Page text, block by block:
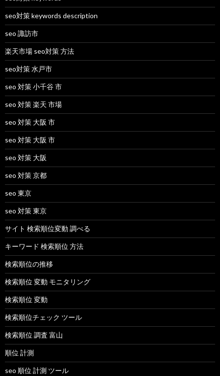
seo対策 keywords description
seo 諏訪市
楽天市場 seo対策 方法
seo対策 水戸市
seo 対策 小千谷 市
seo 対策 楽天 市場
seo 対策 大阪 市
seo 対策 大阪 市
seo 対策 大阪
seo 対策 京都
seo 東京
seo 対策 東京
サイト 検索順位変動 調べる
キーワード 検索順位 方法
検索順位の推移
検索順位 変動 モニタリング
検索順位 変動
検索順位チェック ツール
検索順位 調査 富山
順位 計測
seo 順位 計測 ツール